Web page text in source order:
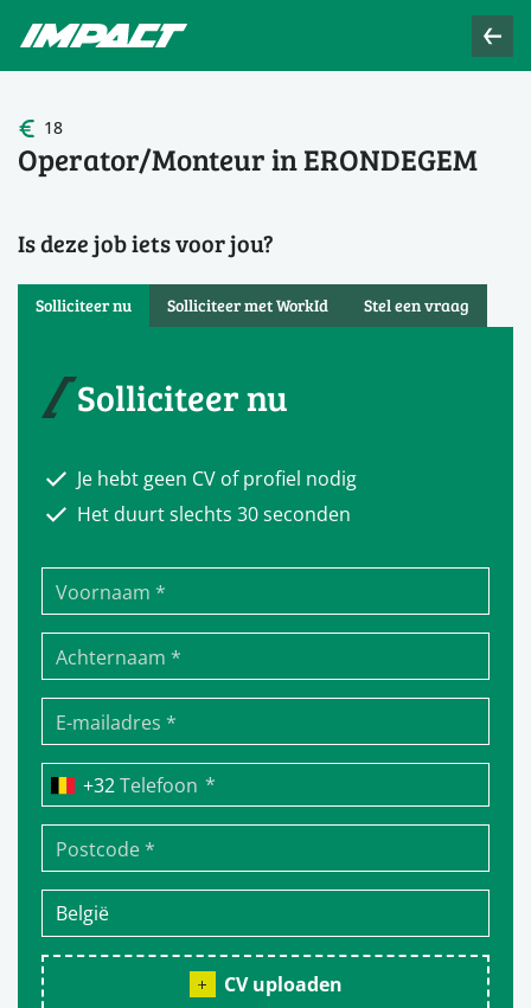
Operator/Monteur in ERONDEGEM
18
Is deze job iets voor jou?
Solliciteer nu Solliciteer met WorkId Stel een vraag
Solliciteer nu
Je hebt geen CV of profiel nodig
Het duurt slechts 30 seconden
Telefoon *
CV uploaden